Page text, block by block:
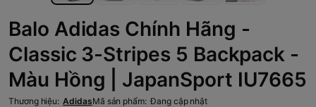
Balo Adidas Chính Hãng -
Classic 3-Stripes 5 Backpack -
Màu Hồng | JapanSport IU7665
Thương hiệu: AdidasMã sản phẩm: Đang cập nhật